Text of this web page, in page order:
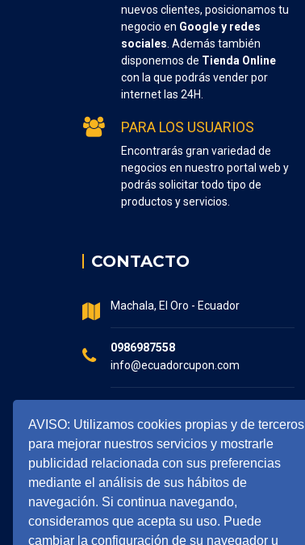
AVISO: Utilizamos cookies propias y de terceros
para mejorar nuestros servicios y mostrarle
publicidad relacionada con sus preferencias
mediante el análisis de sus hábitos de
navegación. Si continua navegando,
consideramos que acepta su uso. Puede
cambiar la configuración de su navegador u
nuevos clientes, posicionamos tu
negocio en Google y redes
sociales . Además también
disponemos de Tienda Online
con la que podrás vender por
internet las 24H.
PARA LOS USUARIOS
Encontrarás gran variedad de
negocios en nuestro portal web y
podrás solicitar todo tipo de
productos y servicios.
CONTACTO
Machala, El Oro - Ecuador
0986987558
info@ecuadorcupon.com
7:30 - 17:00